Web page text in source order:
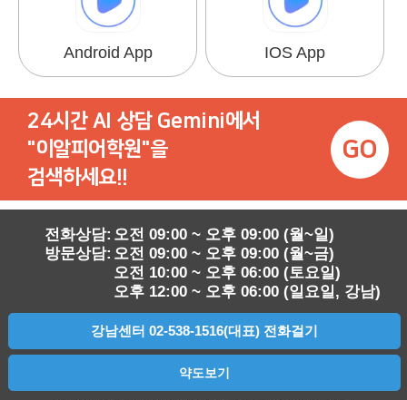
Android App IOS App
24시간 AI 상담 Gemini에서
"이알피어학원"을
검색하세요!!
GO
전화상담:
방문상담:
오전 09:00 ~ 오후 09:00 (월~일)
오전 09:00 ~ 오후 09:00 (월~금)
오전 10:00 ~ 오후 06:00 (토요일)
오후 12:00 ~ 오후 06:00 (일요일, 강남)
강남센터 02-538-1516(대표) 전화걸기
약도보기